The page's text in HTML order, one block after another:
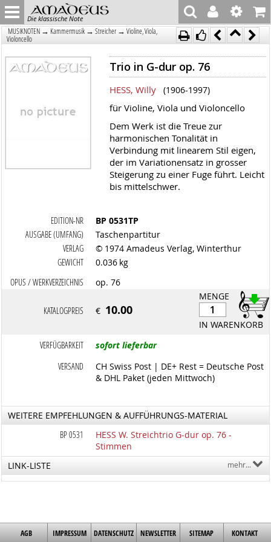
Die klassische Note
MUSIKNOTEN → Kammermusik → Streicher → Violine, Viola,
Violoncello
Trio in G-dur op. 76
HESS, Willy (1906-1997)
für Violine, Viola und Violoncello
Dem Werk ist die Treue zur
harmonischen Tonalität in
Verbindung mit linearem Stil eigen,
der im Variationensatz in grosser
Steigerung zu einer Fuge führt. Leicht
bis mittelschwer.
EDITION-NR
BP 0531TP
AUSGABE (UMFANG)
Taschenpartitur
VERLAG
© 1974 Amadeus Verlag, Winterthur
GEWICHT
0.036 kg
OPUS / WERKVERZEICHNIS
op. 76
MENGE
IN WARENKORB
KATALOGPREIS € 10.00
VERFÜGBARKEIT
sofort lieferbar
VERSAND
CH Swiss Post | DE+ Rest = Deutsche Post
& DHL Paket (jeden Mittwoch)
WEITERE EMPFEHLUNGEN & AUFFÜHRUNGS-MATERIAL
BP 0531
HESS W. Streichtrio G-dur op. 76 -
Stimmen
LINK-LISTE
mehr...
AGB IMPRESSUM DATENSCHUTZ NEWSLETTER SITEMAP KONTAKT